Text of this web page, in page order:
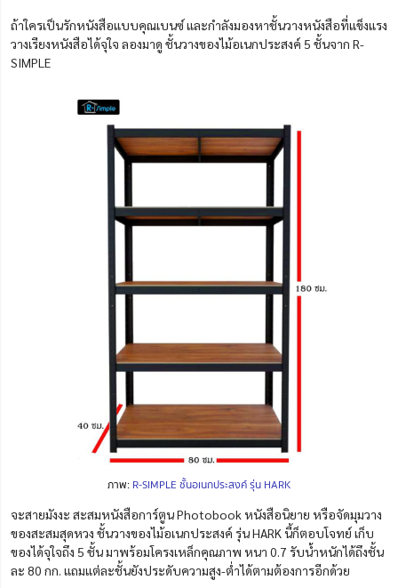
ถ้าใครเป็นรักหนังสือแบบคุณเบนซ์ และกำลังมองหาชั้นวางหนังสือที่แข็งแรง
วางเรียงหนังสือได้จุใจ ลองมาดู ชั้นวางของไม้อเนกประสงค์ 5 ชั้นจาก R-
SIMPLE
ภาพ: R-SIMPLE ชั้นอเนกประสงค์ รุ่น HARK
จะสายมังงะ สะสมหนังสือการ์ตูน Photobook หนังสือนิยาย หรือจัดมุมวาง
ของสะสมสุดหวง ชั้นวางของไม้อเนกประสงค์ รุ่น HARK นี้ก็ตอบโจทย์ เก็บ
ของได้จุใจถึง 5 ชั้น มาพร้อมโครงเหล็กคุณภาพ หนา 0.7 รับน้ำหนักได้ถึงชั้น
ละ 80 กก. แถมแต่ละชั้นยังประดับความสูง-ต่ำได้ตามต้องการอีกด้วย